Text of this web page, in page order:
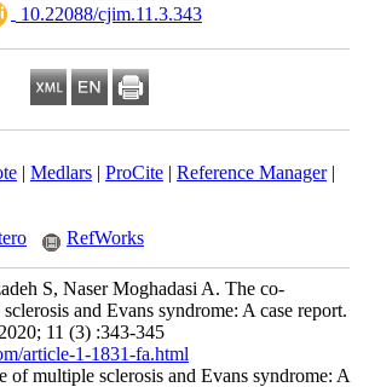
‎ 10.22088/cjim.11.3.343
|Medlars|ProCite|Reference Manager
RefWorks
S, Naser Moghadasi A. The co-
sclerosis and Evans syndrome: A case report.
2020; 11 (3) :343-345
article-1-1831-fa.html
of multiple sclerosis and Evans syndrome: A